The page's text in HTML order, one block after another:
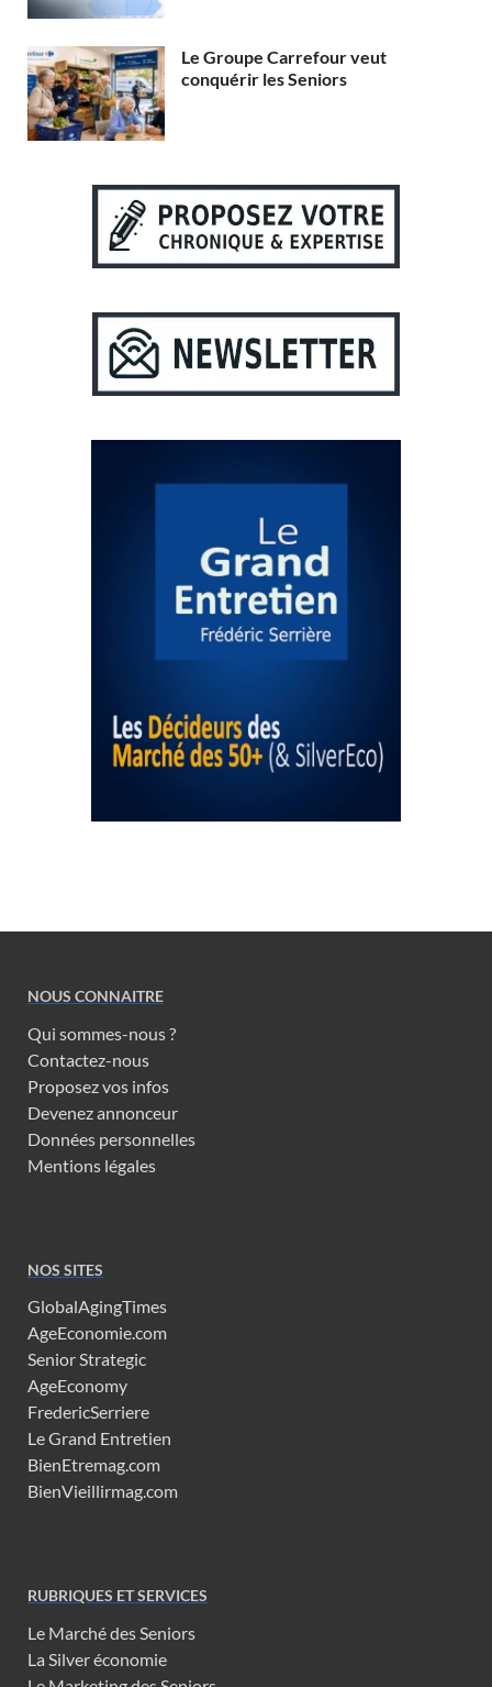
Le Groupe Carrefour veut
conquérir les Seniors
NOUS CONNAITRE
Qui sommes-nous ?
Contactez-nous
Proposez vos infos
Devenez annonceur
Données personnelles
Mentions légales
NOS SITES
GlobalAgingTimes
AgeEconomie.com
Senior Strategic
AgeEconomy
FredericSerriere
Le Grand Entretien
BienEtremag.com
BienVieillirmag.com
RUBRIQUES ET SERVICES
Le Marché des Seniors
La Silver économie